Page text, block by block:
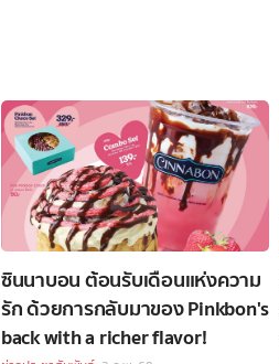
ซินนาบอน ต้อนรับเดือนแห่งความ
รัก ด้วยการกลับมาของ Pinkbon's
back with a richer flavor!